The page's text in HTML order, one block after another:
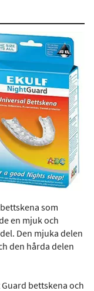
som
en mjuk och
Den mjuka delen
den hårda delen
bettskena och